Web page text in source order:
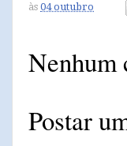
às 04 outubro
Nenhum
Postar